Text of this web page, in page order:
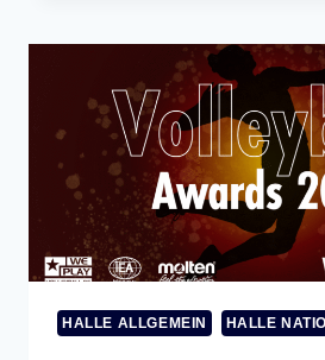
HALLE ALLGEMEIN HALLE